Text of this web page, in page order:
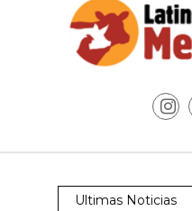
Ultimas Noticias